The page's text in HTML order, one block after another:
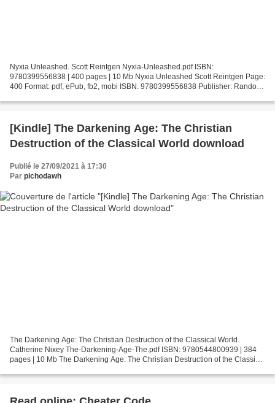
Nyxia Unleashed. Scott Reintgen Nyxia-Unleashed.pdf ISBN:
9780399556838 | 400 pages | 10 Mb Nyxia Unleashed Scott Reintgen Page:
400 Format: pdf, ePub, fb2, mobi ISBN: 9780399556838 Publisher: Random
[Kindle] The Darkening Age: The Christian
Destruction of the Classical World download
Publié le 27/09/2021 à 17:30
Par pichodawh
The Darkening Age: The Christian Destruction of the Classical World.
Catherine Nixey The-Darkening-Age-The.pdf ISBN: 9780544800939 | 384
pages | 10 Mb The Darkening Age: The Christian Destruction of the Classical